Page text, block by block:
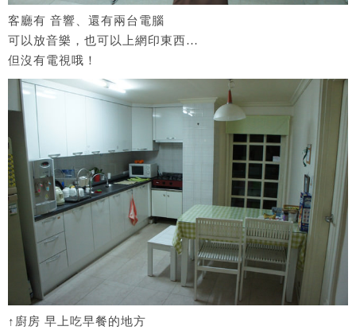
客廳有 音響、還有兩台電腦
可以放音樂，也可以上網印東西…
但沒有電視哦！
↑廚房 早上吃早餐的地方